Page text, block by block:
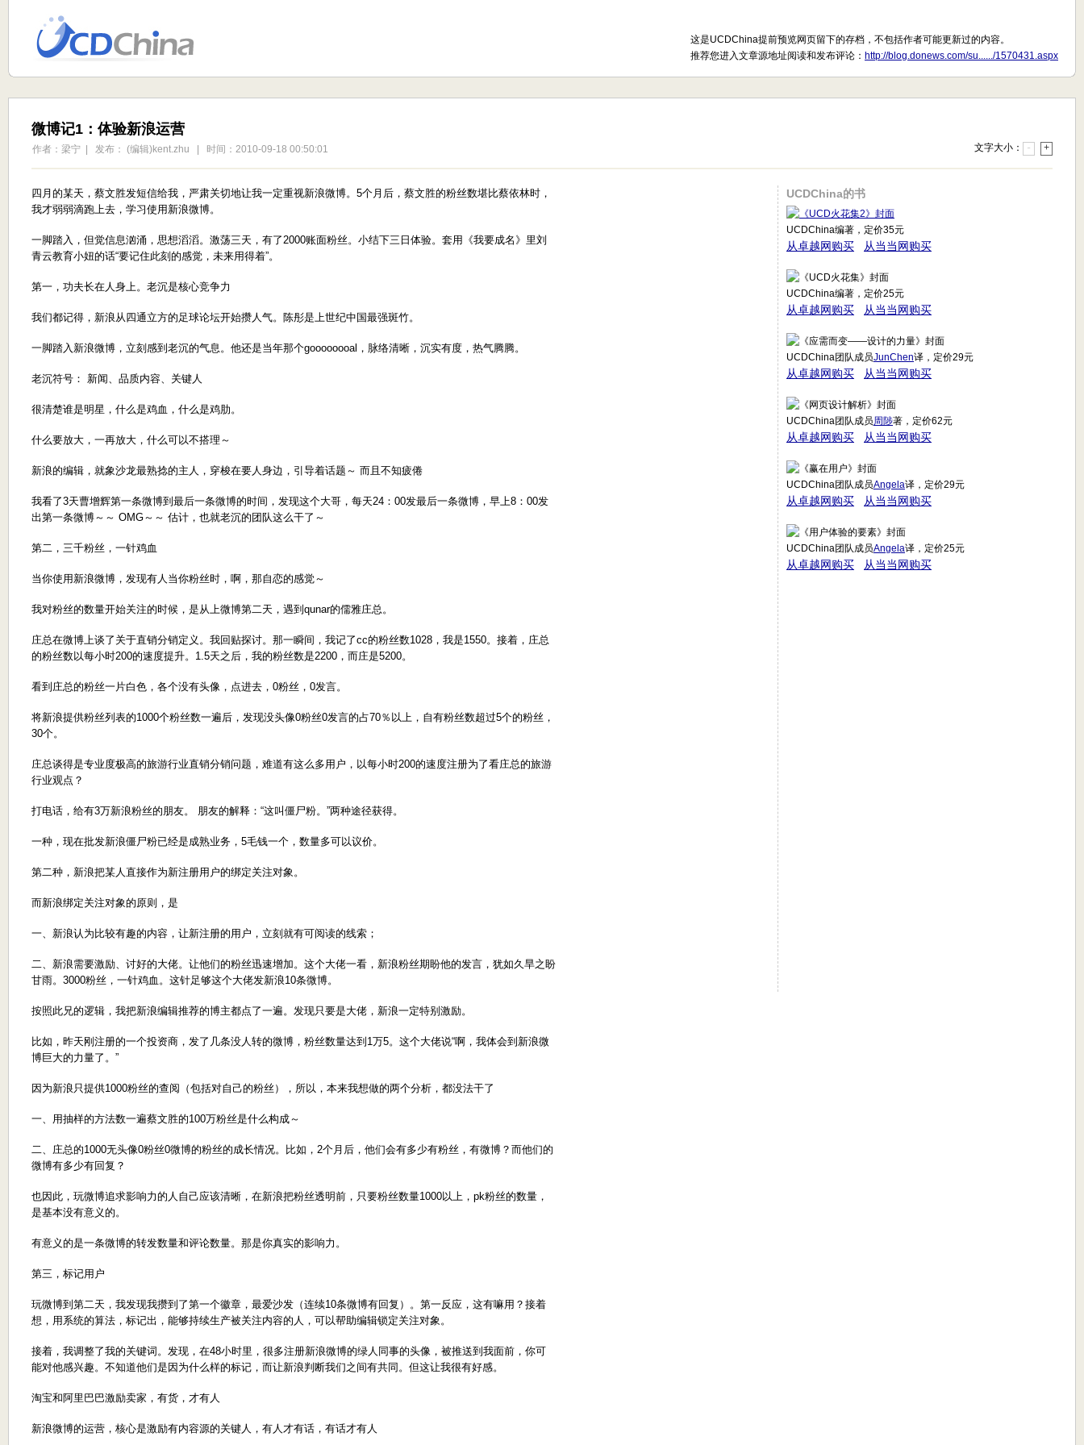
这是UCDChina提前预览网页留下的存档，不包括作者可能更新过的内容。
推荐您进入文章源地址阅读和发布评论： http://blog.donews.com/su....../1570431.aspx
微博记1：体验新浪运营
作者：梁宁 | 发布： (编辑)kent.zhu | 时间：2010-09-18 00:50:01 文字大小： - +
四月的某天，蔡文胜发短信给我，严肃关切地让我一定重视新浪微博。5个月后，蔡文胜的粉丝数堪比蔡依林时，
我才弱弱滴跑上去，学习使用新浪微博。
一脚踏入，但觉信息汹涌，思想滔滔。激荡三天，有了2000账面粉丝。小结下三日体验。套用《我要成名》里刘
青云教育小妞的话“要记住此刻的感觉，未来用得着”。
第一，功夫长在人身上。老沉是核心竞争力
我们都记得，新浪从四通立方的足球论坛开始攒人气。陈彤是上世纪中国最强斑竹。
一脚踏入新浪微博，立刻感到老沉的气息。他还是当年那个goooooooal，脉络清晰，沉实有度，热气腾腾。
老沉符号： 新闻、品质内容、关键人
很清楚谁是明星，什么是鸡血，什么是鸡肋。
什么要放大，一再放大，什么可以不搭理～
新浪的编辑，就象沙龙最熟捻的主人，穿梭在要人身边，引导着话题～ 而且不知疲倦
我看了3天曹增辉第一条微博到最后一条微博的时间，发现这个大哥，每天24：00发最后一条微博，早上8：00发
出第一条微博～～ OMG～～ 估计，也就老沉的团队这么干了～
第二，三千粉丝，一针鸡血
当你使用新浪微博，发现有人当你粉丝时，啊，那自恋的感觉～
我对粉丝的数量开始关注的时候，是从上微博第二天，遇到qunar的儒雅庄总。
庄总在微博上谈了关于直销分销定义。我回贴探讨。那一瞬间，我记了cc的粉丝数1028，我是1550。接着，庄总
的粉丝数以每小时200的速度提升。1.5天之后，我的粉丝数是2200，而庄是5200。
看到庄总的粉丝一片白色，各个没有头像，点进去，0粉丝，0发言。
将新浪提供粉丝列表的1000个粉丝数一遍后，发现没头像0粉丝0发言的占70％以上，自有粉丝数超过5个的粉丝，
30个。
庄总谈得是专业度极高的旅游行业直销分销问题，难道有这么多用户，以每小时200的速度注册为了看庄总的旅游
行业观点？
打电话，给有3万新浪粉丝的朋友。 朋友的解释：“这叫僵尸粉。”两种途径获得。
一种，现在批发新浪僵尸粉已经是成熟业务，5毛钱一个，数量多可以议价。
第二种，新浪把某人直接作为新注册用户的绑定关注对象。
而新浪绑定关注对象的原则，是
一、新浪认为比较有趣的内容，让新注册的用户，立刻就有可阅读的线索；
二、新浪需要激励、讨好的大佬。让他们的粉丝迅速增加。这个大佬一看，新浪粉丝期盼他的发言，犹如久旱之盼
甘雨。3000粉丝，一针鸡血。这针足够这个大佬发新浪10条微博。
按照此兄的逻辑，我把新浪编辑推荐的博主都点了一遍。发现只要是大佬，新浪一定特别激励。
比如，昨天刚注册的一个投资商，发了几条没人转的微博，粉丝数量达到1万5。这个大佬说“啊，我体会到新浪微
博巨大的力量了。”
因为新浪只提供1000粉丝的查阅（包括对自己的粉丝），所以，本来我想做的两个分析，都没法干了
一、用抽样的方法数一遍蔡文胜的100万粉丝是什么构成～
二、庄总的1000无头像0粉丝0微博的粉丝的成长情况。比如，2个月后，他们会有多少有粉丝，有微博？而他们的
微博有多少有回复？
也因此，玩微博追求影响力的人自己应该清晰，在新浪把粉丝透明前，只要粉丝数量1000以上，pk粉丝的数量，
是基本没有意义的。
有意义的是一条微博的转发数量和评论数量。那是你真实的影响力。
第三，标记用户
玩微博到第二天，我发现我攒到了第一个徽章，最爱沙发（连续10条微博有回复）。第一反应，这有嘛用？接着
想，用系统的算法，标记出，能够持续生产被关注内容的人，可以帮助编辑锁定关注对象。
接着，我调整了我的关键词。发现，在48小时里，很多注册新浪微博的绿人同事的头像，被推送到我面前，你可
能对他感兴趣。不知道他们是因为什么样的标记，而让新浪判断我们之间有共同。但这让我很有好感。
淘宝和阿里巴巴激励卖家，有货，才有人
新浪微博的运营，核心是激励有内容源的关键人，有人才有话，有话才有人
UCDChina的书
UCDChina编著，定价35元
从卓越网购买 从当当网购买
UCDChina编著，定价25元
从卓越网购买 从当当网购买
UCDChina团队成员JunChen译，定价29元
从卓越网购买 从当当网购买
UCDChina团队成员周陟著，定价62元
从卓越网购买 从当当网购买
UCDChina团队成员Angela译，定价29元
从卓越网购买 从当当网购买
UCDChina团队成员Angela译，定价25元
从卓越网购买 从当当网购买